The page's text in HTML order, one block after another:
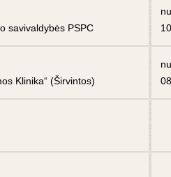
savivaldybės PSPC
Klinika“ (Širvintos)